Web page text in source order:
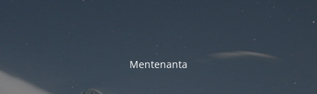
Mentenanta